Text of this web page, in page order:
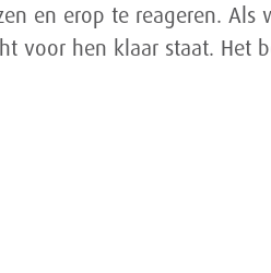
en erop te reageren.
voor hen klaar staat. Het